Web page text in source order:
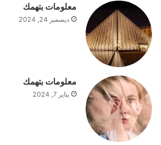
ب
ا
ل
ه
ي
م
معلومات بتهمك
ديسمبر 24, 2024
معلومات بتهمك
يناير 7, 2024